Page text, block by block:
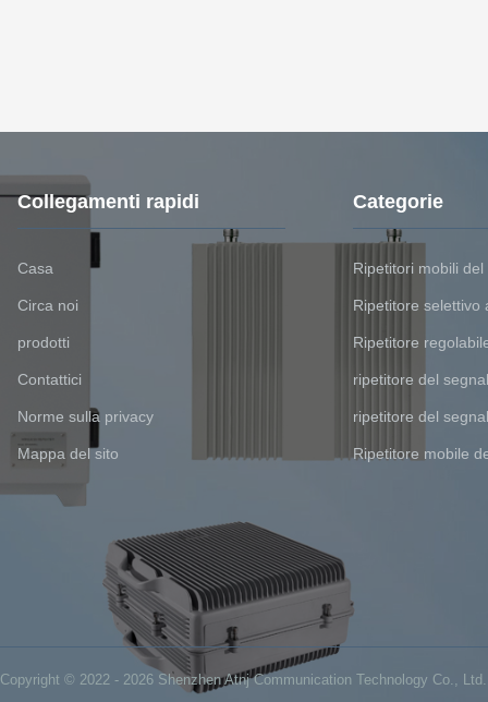
Collegamenti rapidi
Casa
Circa noi
prodotti
Contattici
Norme sulla privacy
Mappa del sito
Categorie
Ripetitori mobili del
Ripetitore selettivo
Ripetitore
ripetitore del
ripetitore del
Ripetitore mobile
Copyright © 2022 - 2026 Shenzhen Atnj Communication Technology Co.,